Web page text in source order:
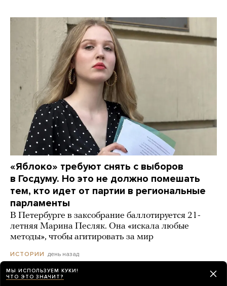
«Яблоко» требуют снять с выборов
в Госдуму. Но это не должно помешать
тем, кто идет от партии в региональные
парламенты
В Петербурге в заксобрание баллотируется 21-
летняя Марина Песляк. Она «искала любые
методы», чтобы агитировать за мир
ИСТОРИИ день назад
МЫ ИСПОЛЬЗУЕМ КУКИ!
ЧТО ЭТО ЗНАЧИТ?